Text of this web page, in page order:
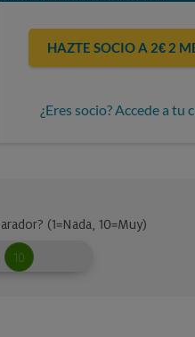
HAZTE SOCIO A 2€ 2
¿Eres socio? Accede a tu